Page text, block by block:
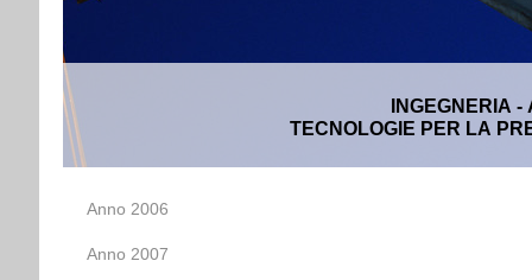
INGEGNERIA
TECNOLOGIE PER LA
Anno 2006
Anno 2007